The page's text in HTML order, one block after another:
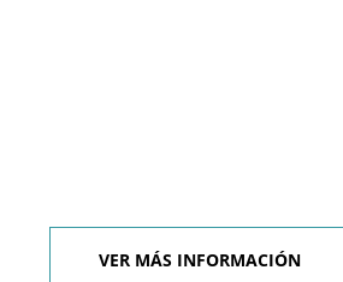
VER MÁS INFORMACIÓN